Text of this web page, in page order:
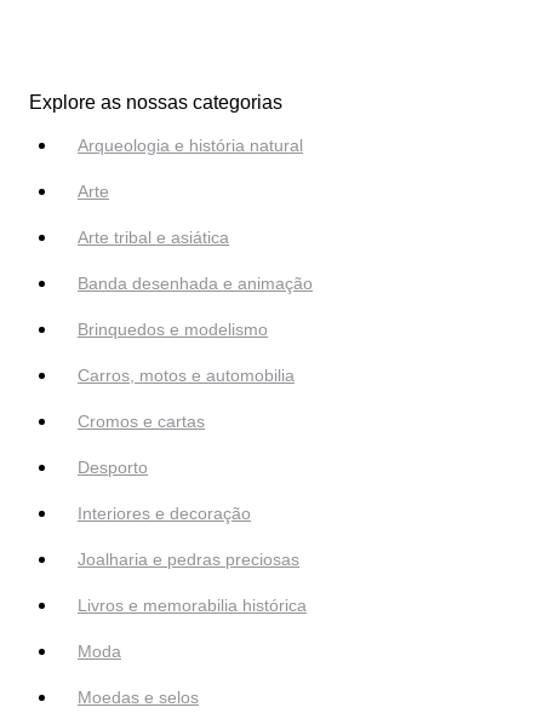
Explore as nossas categorias
Arqueologia e história natural
Arte
Arte tribal e asiática
Banda desenhada e animação
Brinquedos e modelismo
Carros, motos e automobilia
Cromos e cartas
Desporto
Interiores e decoração
Joalharia e pedras preciosas
Livros e memorabilia histórica
Moda
Moedas e selos